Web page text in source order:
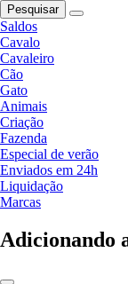
Pesquisar
Saldos
Cavalo
Cavaleiro
Cão
Gato
Animais
Criação
Fazenda
Especial de verão
Enviados em 24h
Liquidação
Marcas
Adicionando